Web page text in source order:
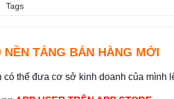
Tags
NỀN TẢNG BÁN HÀNG MỚI
có thể đưa cơ sở kinh doanh của mình